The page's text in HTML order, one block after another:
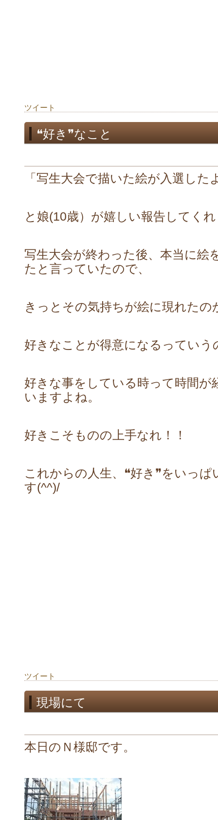
ツイート
❝好き❞なこと
「写生大会で描いた絵が入選した
と娘(10歳）が嬉しい報告してく
写生大会が終わった後、本当に絵
たと言っていたので、
きっとその気持ちが絵に現れたの
好きなことが得意になるっていう
好きな事をしている時って時間が
いますよね。
好きこそものの上手なれ！！
これからの人生、❝好き❞をいっ
す(^^)/
ツイート
現場にて
本日のＮ様邸です。